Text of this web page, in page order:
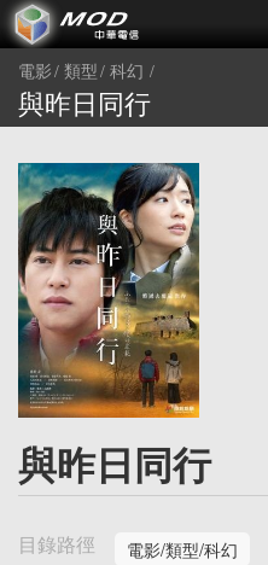
電影 類型 科幻
與昨日同行
與昨日同行
目錄路徑 電影/類型/科幻